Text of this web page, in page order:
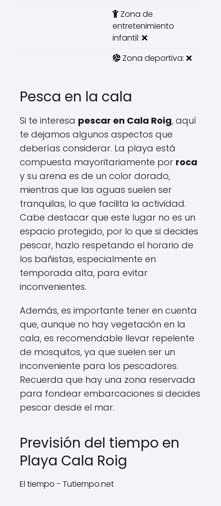
Zona de
entretenimiento
infantil: ❌
Zona deportiva: ❌
Pesca en la cala
Si te interesa pescar en Cala Roig, aquí
te dejamos algunos aspectos que
deberías considerar. La playa está
compuesta mayoritariamente por roca
y su arena es de un color dorado,
mientras que las aguas suelen ser
tranquilas, lo que facilita la actividad.
Cabe destacar que este lugar no es un
espacio protegido, por lo que si decides
pescar, hazlo respetando el horario de
los bañistas, especialmente en
temporada alta, para evitar
inconvenientes.
Además, es importante tener en cuenta
que, aunque no hay vegetación en la
cala, es recomendable llevar repelente
de mosquitos, ya que suelen ser un
inconveniente para los pescadores.
Recuerda que hay una zona reservada
para fondear embarcaciones si decides
pescar desde el mar.
Previsión del tiempo en
Playa Cala Roig
El tiempo - Tutiempo.net